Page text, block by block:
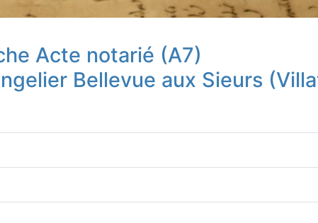
Acte notarié (A7)
Bellevue aux Sieurs